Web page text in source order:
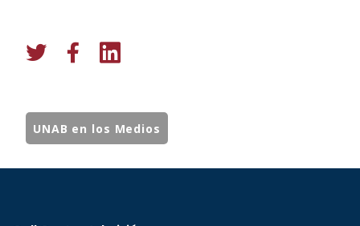
UNAB en los Medios